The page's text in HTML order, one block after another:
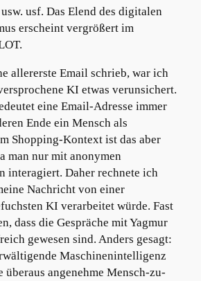
usf. Das Elend des digitalen
erscheint vergrößert im
allererste Email schrieb, war ich
KI etwas verunsichert.
eine Email-Adresse immer
Ende ein Mensch als
Shopping-Kontext ist das aber
man nur mit anonymen
interagiert. Daher rechnete ich
Nachricht von einer
KI verarbeitet würde. Fast
dass die Gespräche mit Yagmur
gewesen sind. Anders gesagt:
Maschinenintelligenz
überaus angenehme Mensch-zu-